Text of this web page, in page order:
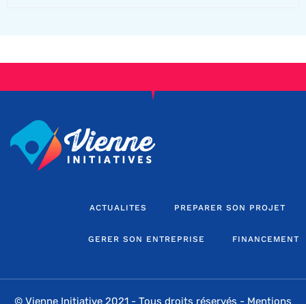
ACTUALITES PREPARER SON PROJET
GERER SON ENTREPRISE FINANCEMENT
© Vienne Initiative 2021 - Tous droits réservés - Mentions